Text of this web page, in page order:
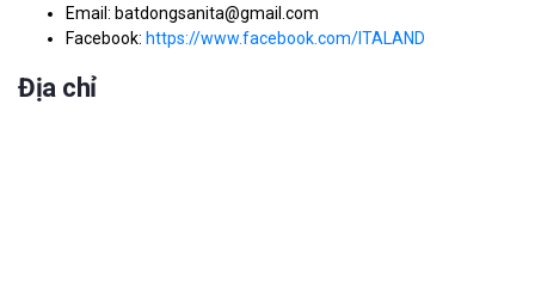
Email: batdongsanita@gmail.com
Facebook: https://www.facebook.com/ITALAND
Địa chỉ